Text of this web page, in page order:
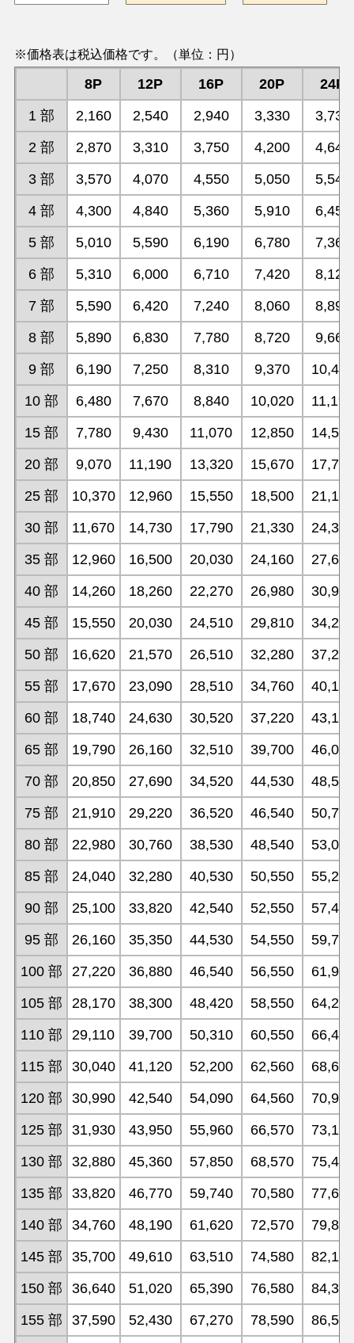
※価格表は税込価格です。（単位：円）
8P 12P 16P 20P
24P
1 部
2,160 2,540 2,940 3,330
3,730
2 部
2,870 3,310 3,750 4,200
4,640
3 部
3,570 4,070 4,550 5,050
5,540
4 部
4,300 4,840 5,360 5,910
6,450
5 部
5,010 5,590 6,190 6,780
7,360
6 部
5,310 6,000 6,710 7,420
8,120
7 部
5,590 6,420 7,240 8,060
8,890
8 部
5,890 6,830 7,780 8,720
9,660
9 部
6,190 7,250 8,310 9,370
10,420
10 部
6,480 7,670 8,840 10,020
11,190
15 部
7,780 9,430 11,070 12,850
14,500
20 部
9,070 11,190 13,320 15,670
17,790
25 部
10,370 12,960 15,550 18,500
21,100
30 部
11,670 14,730 17,790 21,330
24,390
35 部
12,960 16,500 20,030 24,160
27,690
40 部
14,260 18,260 22,270 26,980
30,990
45 部
15,550 20,030 24,510 29,810
34,290
50 部
16,620 21,570 26,510 32,280
37,220
55 部
17,670 23,090 28,510 34,760
40,180
60 部
18,740 24,630 30,520 37,220
43,120
65 部
19,790 26,160 32,510 39,700
46,070
70 部
20,850 27,690 34,520 44,530
48,540
75 部
21,910 29,220 36,520 46,540
50,780
80 部
22,980 30,760 38,530 48,540
53,010
85 部
24,040 32,280 40,530 50,550
55,260
90 部
25,100 33,820 42,540 52,550
57,490
95 部
26,160 35,350 44,530 54,550
59,740
100 部
27,220 36,880 46,540 56,550
61,970
105 部
28,170 38,300 48,420 58,550
64,210
110 部
29,110 39,700 50,310 60,550
66,450
115 部
30,040 41,120 52,200 62,560
68,690
120 部
30,990 42,540 54,090 64,560
70,930
125 部
31,930 43,950 55,960 66,570
73,170
130 部
32,880 45,360 57,850 68,570
75,400
135 部
33,820 46,770 59,740 70,580
77,650
140 部
34,760 48,190 61,620 72,570
79,870
145 部
35,700 49,610 63,510 74,580
82,110
150 部
36,640 51,020 65,390 76,580
84,350
155 部
37,590 52,430 67,270 78,590
86,590